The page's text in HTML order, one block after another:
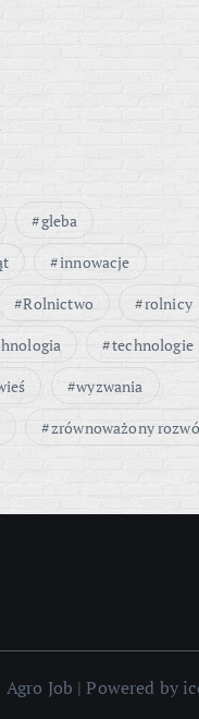
gleba
innowacje
Rolnictwo
rolnicy
technologie
wyzwania
zrównoważony
Job | Powered by